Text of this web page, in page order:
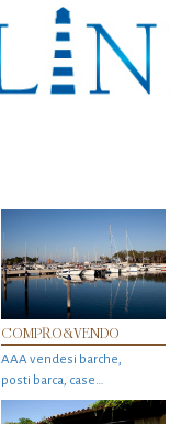
COMPRO&VENDO
AAA vendesi barche,
posti barca, case…